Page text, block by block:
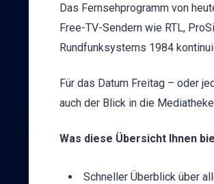
Das Fernsehprogramm von
Free-TV-Sendern wie RTL,
Rundfunksystems 1984
Für das Datum Freitag – oder
auch der Blick in die
Was diese Übersicht Ihnen
Schneller Überblick über